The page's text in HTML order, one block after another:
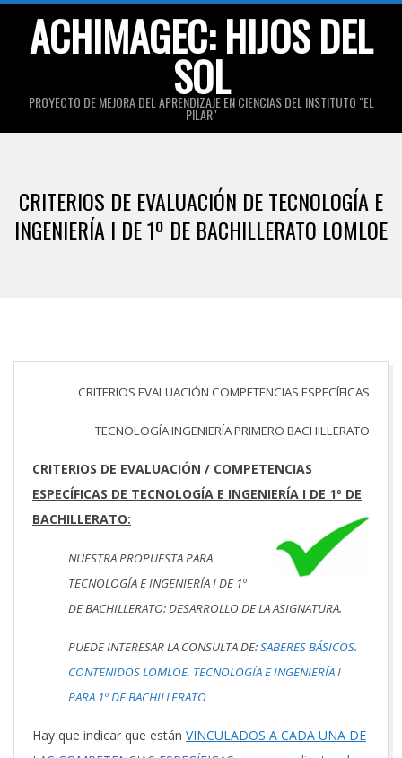
ACHIMAGEC: HIJOS DEL
SOL
PROYECTO DE MEJORA DEL APRENDIZAJE EN CIENCIAS DEL INSTITUTO "EL
PILAR"
Menu
CRITERIOS DE EVALUACIÓN DE TECNOLOGÍA E
INGENIERÍA I DE 1º DE BACHILLERATO LOMLOE
CRITERIOS EVALUACIÓN COMPETENCIAS ESPECÍFICAS
TECNOLOGÍA INGENIERÍA PRIMERO BACHILLERATO
CRITERIOS DE EVALUACIÓN / COMPETENCIAS
ESPECÍFICAS DE TECNOLOGÍA E INGENIERÍA I DE 1º DE
BACHILLERATO:
NUESTRA PROPUESTA PARA
TECNOLOGÍA E INGENIERÍA I DE 1º
DE BACHILLERATO: DESARROLLO DE LA ASIGNATURA.
PUEDE INTERESAR LA CONSULTA DE:SABERES BÁSICOS.
CONTENIDOS LOMLOE. TECNOLOGÍA E INGENIERÍA I
PARA 1º DE BACHILLERATO
Hay que indicar que están VINCULADOS A CADA UNA DE